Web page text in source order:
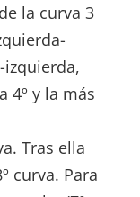
la curva 3
izquierda,
4º y la más
Tras ella
curva. Para